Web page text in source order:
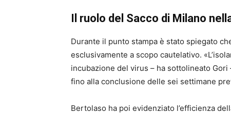
Il ruolo del Sacco di Milano
Durante il punto stampa è stato spiegato
esclusivamente a scopo cautelativo.
incubazione del virus – ha sottolineato
fino alla conclusione delle sei settimane
Bertolaso ha poi evidenziato l’efficienza